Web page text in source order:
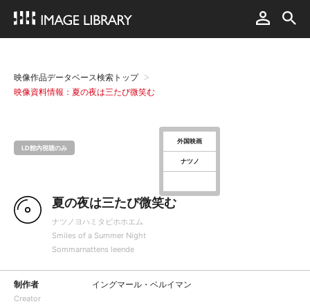
映像作品データベース検索トップ
映像資料情報：夏の夜は三たび微笑む
LD館内視聴のみ
外国映画
ナツノ
夏の夜は三たび微笑む
ナツノヨハミタビホホエム
Smiles of a Summer Night
Sommarnattens leende
制作者
Creator
イングマール・ベルイマン